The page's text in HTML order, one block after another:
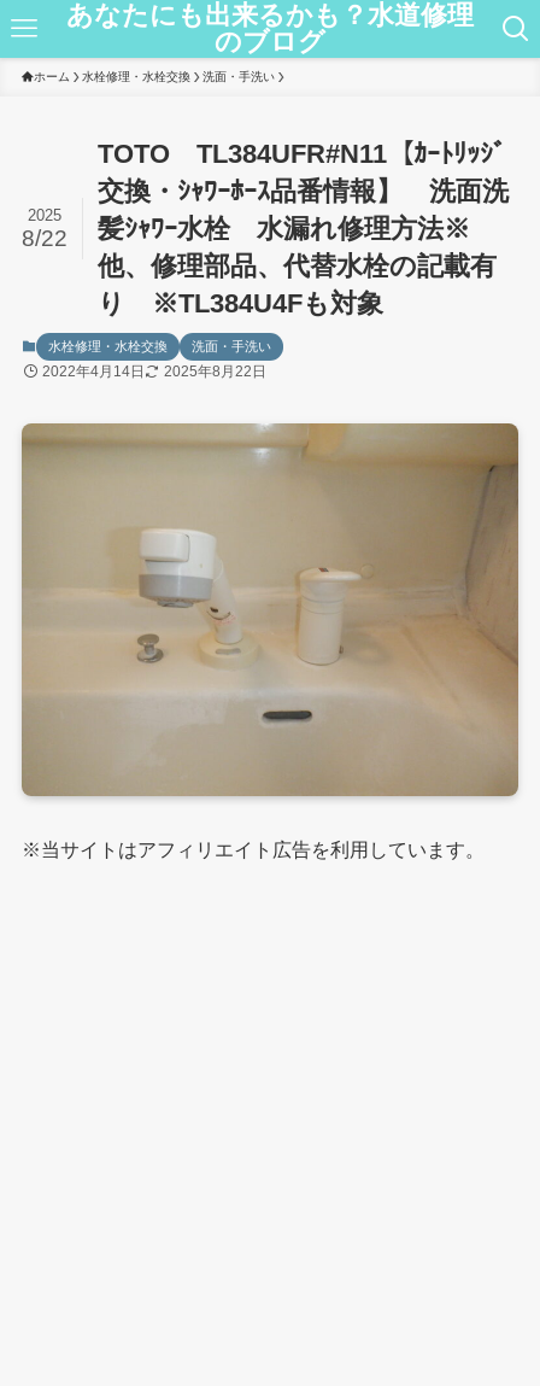
あなたにも出来るかも？水道修理
のブログ
ホーム 水栓修理・水栓交換 洗面・手洗い
TOTO TL384UFR#N11【ｶｰﾄﾘｯｼﾞ
交換・ｼｬﾜｰﾎｰｽ品番情報】 洗面洗
髪ｼｬﾜｰ水栓 水漏れ修理方法※
他、修理部品、代替水栓の記載有
り ※TL384U4Fも対象
2025
8/22
水栓修理・水栓交換 洗面・手洗い
2022年4月14日 2025年8月22日
※当サイトはアフィリエイト広告を利用しています。